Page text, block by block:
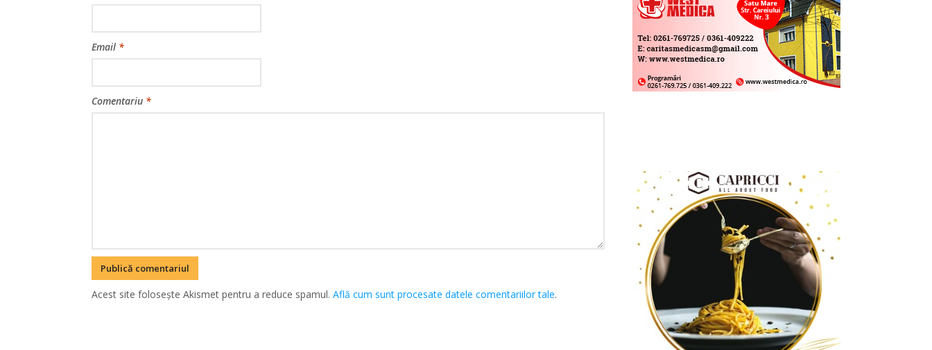
Email *
Comentariu *
Acest site folosește Akismet pentru a reduce spamul. Află cum sunt procesate datele comentariilor tale.